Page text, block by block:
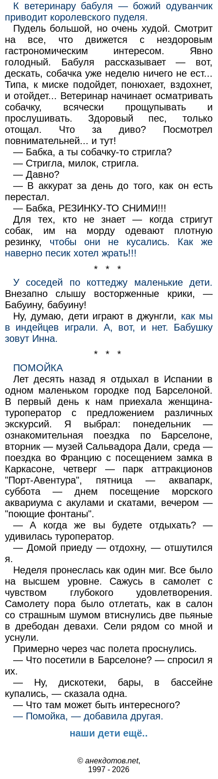
К ветеринару бабуля — божий одуванчик
приводит королевского пуделя.
Пудель большой, но очень худой. Смотрит
на все, что движется с нездоровым
гастрономическим интересом. Явно
голодный. Бабуля рассказывает — вот,
дескать, собачка уже неделю ничего не ест...
Типа, к миске подойдет, понюхает, вздохнет,
и отойдет... Ветеринар начинает осматривать
собачку, всячески прощупывать и
прослушивать. Здоровый пес, только
отощал. Что за диво? Посмотрел
повнимательней... и тут!
— Бабка, а ты собачку-то стригла?
— Стригла, милок, стригла.
— Давно?
— В аккурат за день до того, как он есть
перестал.
— Бабка, РЕЗИНКУ-ТО СНИМИ!!!
Для тех, кто не знает — когда стригут
собак, им на морду одевают плотную
резинку, чтобы они не кусались. Как же
наверно песик хотел жрать!!!
* * *
У соседей по коттеджу маленькие дети.
Внезапно слышу восторженные крики, —
Бабуину, бабуину!
Ну, думаю, дети играют в джунгли, как мы
в индейцев играли. А, вот, и нет. Бабушку
зовут Инна.
* * *
ПОМОЙКА
Лет десять назад я отдыхал в Испании в
одном маленьком городке под Барселоной.
В первый день к нам приехала женщина-
туроператор с предложением различных
экскурсий. Я выбрал: понедельник —
ознакомительная поездка по Барселоне,
вторник — музей Сальвадора Дали, среда —
поездка во Францию с посещением замка в
Каркасоне, четверг — парк аттракционов
"Порт-Авентура", пятница — аквапарк,
суббота — днем посещение морского
аквариума с акулами и скатами, вечером —
"поющие фонтаны".
— А когда же вы будете отдыхать? —
удивилась туроператор.
— Домой приеду — отдохну, — отшутился
я.
Неделя пронеслась как один миг. Все было
на высшем уровне. Сажусь в самолет с
чувством глубокого удовлетворения.
Самолету пора было отлетать, как в салон
со страшным шумом втиснулись две пьяные
в дребодан девахи. Сели рядом со мной и
уснули.
Примерно через час полета проснулись.
— Что посетили в Барселоне? — спросил я
их.
— Ну, дискотеки, бары, в бассейне
купались, — сказала одна.
— Что там может быть интересного?
— Помойка, — добавила другая.
наши дети ещё..
© анекдотов.net,
1997 - 2026